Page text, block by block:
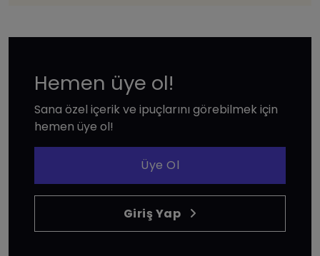
Hemen üye ol!
Sana özel içerik ve ipuçlarını görebilmek için
hemen üye ol!
Üye Ol
Giriş Yap